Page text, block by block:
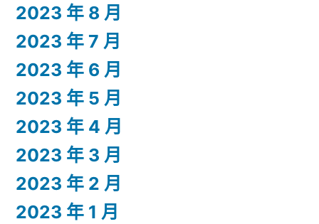
2023 年 8 月
2023 年 7 月
2023 年 6 月
2023 年 5 月
2023 年 4 月
2023 年 3 月
2023 年 2 月
2023 年 1 月